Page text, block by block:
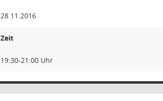
28.11.2016
Zeit
19:30-21:00 Uhr